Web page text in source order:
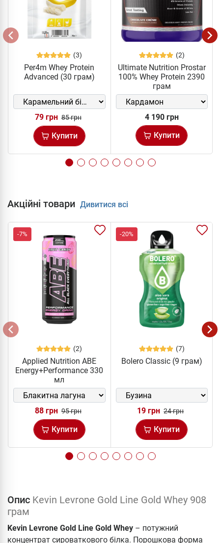
(3)
Per4m Whey Protein
Advanced (30 грам)
79 грн 85 грн
Купити
(2)
Ultimate Nutrition Prostar
100% Whey Protein 2390
грам
4 190 грн
Купити
Акційні товари Дивитися всі
-7%
(2)
Applied Nutrition ABE
Energy+Performance 330
мл
88 грн 95 грн
Купити
-20%
(7)
Bolero Classic (9 грам)
19 грн 24 грн
Купити
Опис Kevin Levrone Gold Line Gold Whey 908
грам
Kevin Levrone Gold Line Gold Whey – потужний
концентрат сироваткового білка. Порошкова форма